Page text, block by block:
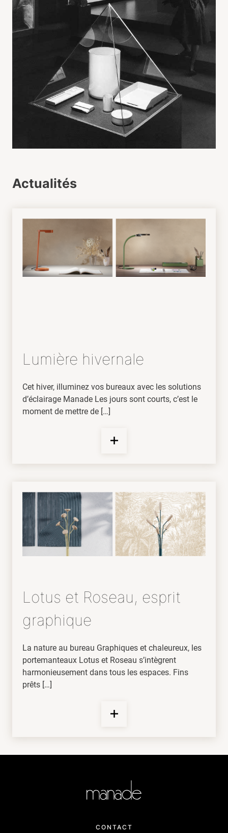
Actualités
Lumière hivernale
Cet hiver, illuminez vos bureaux avec les solutions
d’éclairage Manade Les jours sont courts, c’est le
moment de mettre de […]
Lotus et Roseau, esprit
graphique
La nature au bureau Graphiques et chaleureux, les
portemanteaux Lotus et Roseau s’intègrent
harmonieusement dans tous les espaces. Fins
prêts […]
CONTACT